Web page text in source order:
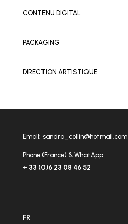
CONTENU DIGITAL
PACKAGING
DIRECTION ARTISTIQUE
Email: sandra_collin@hotmail.com
Phone (France) & WhatApp:
+ 33 (0)6 23 08 46 52
FR